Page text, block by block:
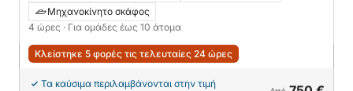
Μηχανοκίνητο σκάφος
4 ώρες · Για ομάδες έως 10 άτομα
Κλείστηκε 5 φορές τις τελευταίες 24 ώρες
Τα καύσιμα περιλαμβάνονται στην τιμή